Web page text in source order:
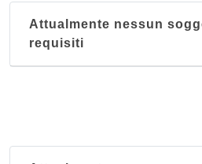
Attualmente nessun
requisiti